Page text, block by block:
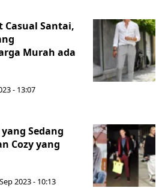
Casual Santai,
Murah ada
- 13:07
Sedang
Cozy yang
2023 - 10:13